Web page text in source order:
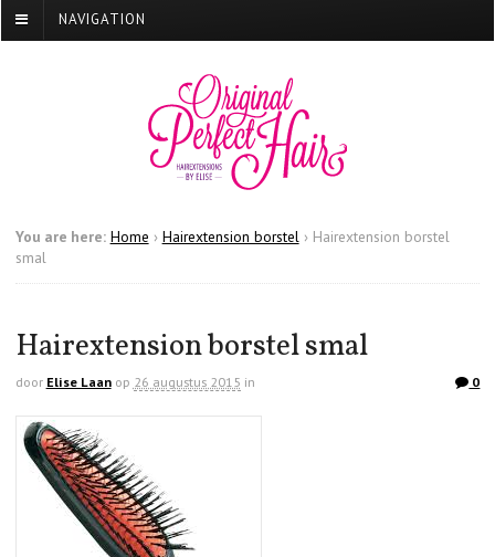
NAVIGATION
You are here: Home › Hairextension borstel › Hairextension borstel
smal
Hairextension borstel smal
door Elise Laan op 26 augustus 2015 in 0